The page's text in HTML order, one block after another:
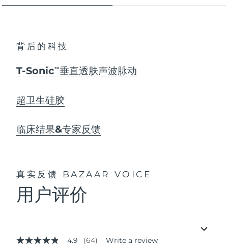
背后的科技
T-SonicTM 垂直透肤声波脉动
超卫生硅胶
临床结果&专家反馈
真实反馈 BAZAAR VOICE
用户评价
4.9
4.9 (64) Write a review